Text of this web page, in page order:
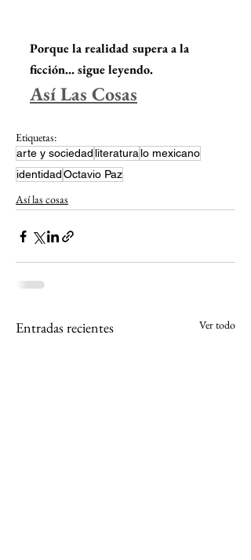
Porque la realidad supera a la
ficción... sigue leyendo.
Así Las Cosas
Etiquetas:
arte y sociedad literatura lo mexicano
identidadOctavio Paz
Así las cosas
Entradas recientes Ver todo